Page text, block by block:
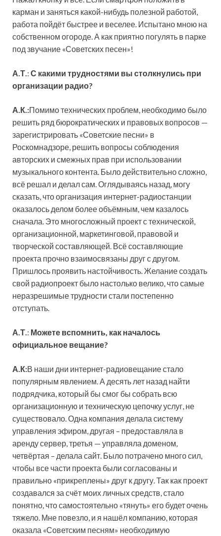
карман и заняться какой-нибудь полезной работой,
работа пойдёт быстрее и веселее. Испытано мною на
собственном огороде. А как приятно погулять в парке
под звучание «Советских песен»!
А.Т. : С какими трудностями вы столкнулись при
организации радио?
А.К.:Помимо технических проблем, необходимо было
решить ряд бюрократических и правовых вопросов —
зарегистрировать «Советские песни» в
Роскомнадзоре, решить вопросы соблюдения
авторских и смежных прав при использовании
музыкального контента. Было действительно сложно,
всё решал и делал сам. Оглядываясь назад, могу
сказать, что организация интернет-радиостанции
оказалось делом более объёмным, чем казалось
сначала. Это многосложный проект с технической,
организационной, маркетинговой, правовой и
творческой составляющей. Всё составляющие
проекта прочно взаимосвязаны друг с другом.
Пришлось проявить настойчивость. Желание создать
свой радиопроект было настолько велико, что самые
неразрешимые трудности стали постепенно
отступать.
А.Т. : Можете вспомнить, как началось
официальное вещание?
А.К:В наши дни интернет-радиовещание стало
популярным явлением. А десять лет назад найти
подрядчика, который бы смог бы собрать всю
организационную и техническую цепочку услуг, не
существовало. Одна компания делала систему
управления эфиром, другая – предоставляла в
аренду сервер, третья — управляла доменом,
четвёртая – делала сайт. Было потрачено много сил,
чтобы все части проекта были согласованы и
правильно «прикреплены» друг к другу. Так как проект
создавался за счёт моих личных средств, стало
понятно, что самостоятельно «тянуть» его будет очень
тяжело. Мне повезло, и я нашёл компанию, которая
оказала «Советским песням» необходимую